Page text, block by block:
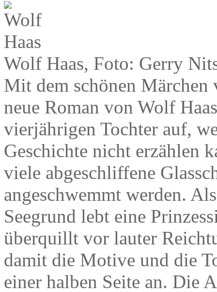
Wolf Haas, Foto: Gerry
Mit dem schönen Märchen
neue Roman von Wolf
vierjährigen Tochter auf,
Geschichte nicht erzählen
viele abgeschliffene
angeschwemmt werden.
Seegrund lebt eine
überquillt vor lauter
damit die Motive und die
einer halben Seite an. Die